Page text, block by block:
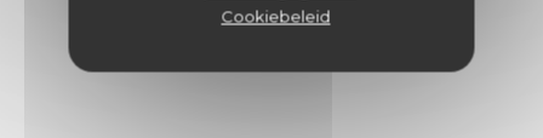
Cookiebeleid